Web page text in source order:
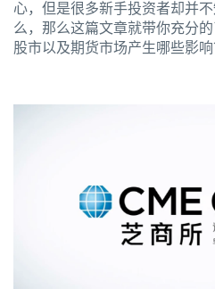
心，但是很多新手投资者却并
么，那么这篇文章就带你充分
股市以及期货市场产生哪些影响